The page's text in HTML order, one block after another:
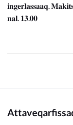
𝐢𝐧𝐠𝐞𝐫𝐥𝐚𝐬𝐬𝐚𝐚𝐪.
𝐧𝐚𝐥. 𝟏𝟑.𝟎𝟎